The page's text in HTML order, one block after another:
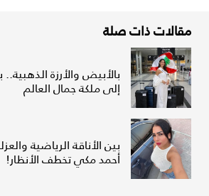
مقالات ذات صلة
بالأبيض والأرزة الذهبية..
إلى ملكة جمال العالم
بين الأناقة الرياضية
أحمد مكي تخطف الأنظار!